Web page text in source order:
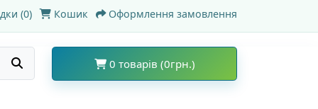
(0) Кошик Оформлення замовлення
0 товарів (0грн.)